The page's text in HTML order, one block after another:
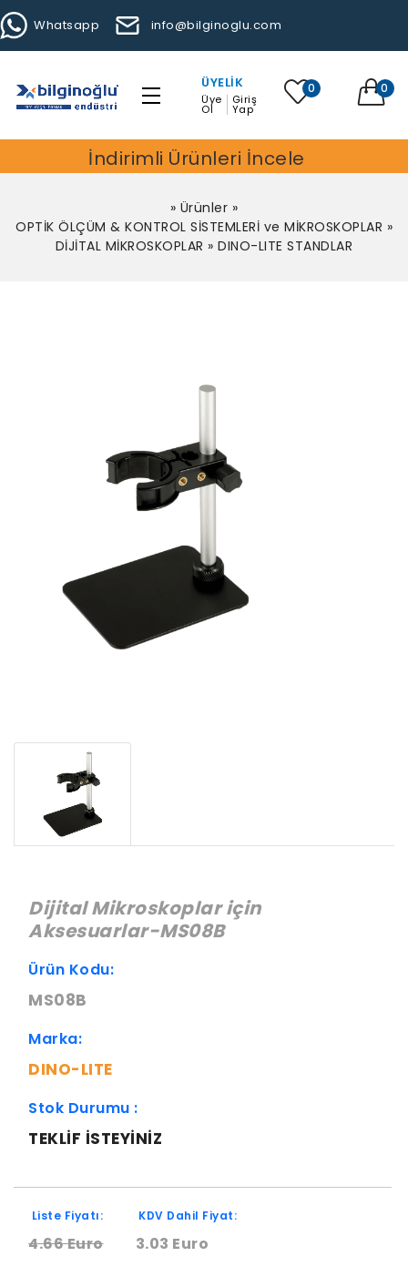
Whatsapp info@bilginoglu.com
ÜYELIK
Üye
Ol
Giriş
Yap
0 0
İndirimli Ürünleri İncele
» Ürünler »
OPTİK ÖLÇÜM & KONTROL SİSTEMLERİ ve MİKROSKOPLAR »
DİJİTAL MİKROSKOPLAR »DINO-LITE STANDLAR
Dijital Mikroskoplar için
Aksesuarlar-MS08B
Ürün Kodu:
MS08B
Marka:
DINO-LITE
Stok Durumu :
TEKLIF ISTEYINIZ
Liste Fiyatı:
4.66 Euro
KDV Dahil Fiyat:
3.03 Euro